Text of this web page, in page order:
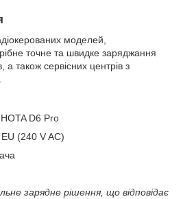
моделей,
точне та швидке заряджання
а також сервісних центрів з
D6 Pro
(240 V AC)
зарядне рішення, що відповідає